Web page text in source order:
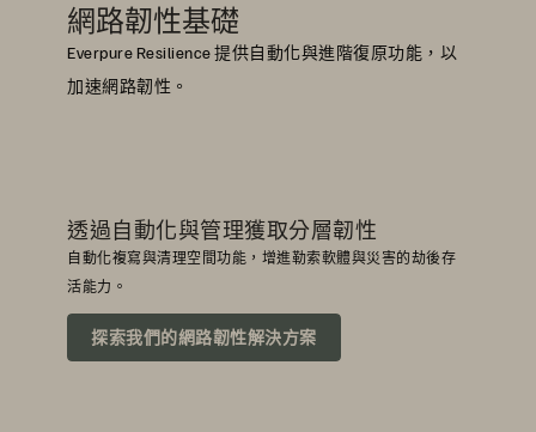
網路韌性基礎
Everpure Resilience 提供自動化與進階復原功能，以
加速網路韌性。
透過自動化與管理獲取分層韌性
自動化複寫與清理空間功能，增進勒索軟體與災害的劫後存
活能力。
探索我們的網路韌性解決方案